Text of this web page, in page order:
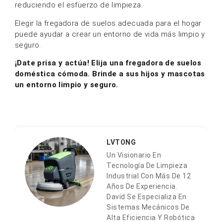
reduciendo el esfuerzo de limpieza.
Elegir la fregadora de suelos adecuada para el hogar
puede ayudar a crear un entorno de vida más limpio y
seguro.
¡Date prisa y actúa! Elija una fregadora de suelos
doméstica cómoda. Brinde a sus hijos y mascotas
un entorno limpio y seguro.
LVTONG
Un Visionario En
Tecnología De Limpieza
Industrial Con Más De 12
Años De Experiencia.
David Se Especializa En
Sistemas Mecánicos De
Alta Eficiencia Y Robótica